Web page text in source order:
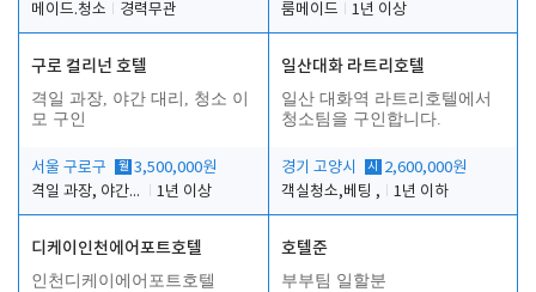
메이드.청소
경력무관
룸메이드
1년 이상
구로 컬리넌 호텔
격일 과장, 야간 대리, 청소 이
모 구인
서울 구로구 월 3,500,000원
격일 과장, 야간 대리, 청소 이모
1년 이상
일산대화 라트리호텔
일산 대화역 라트리호텔에서
청소팀을 구인합니다.
경기 고양시 시
2,600,000원
객실청소,베팅 ,
1년 이하
디케이인천에어포트호텔
인천디케이에어포트호텔
호텔준
부부팀 일할분